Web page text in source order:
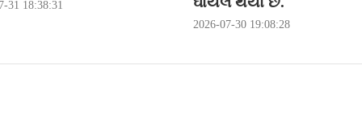
31 18:38:31
2026-07-30 19:08:28